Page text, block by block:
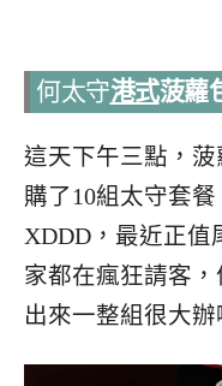
何太守港式菠蘿
這天下午三點，
購了10組太守套
XDDD，最近正值
家都在瘋狂請客
出來一整組很大辦